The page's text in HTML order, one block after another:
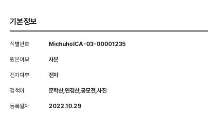
기본정보
식별번호 MichuholCA-03-00001235
원본여부 사본
전자여부 전자
검색어 문학산,연경산,공모전,사진
등록일자 2022.10.29